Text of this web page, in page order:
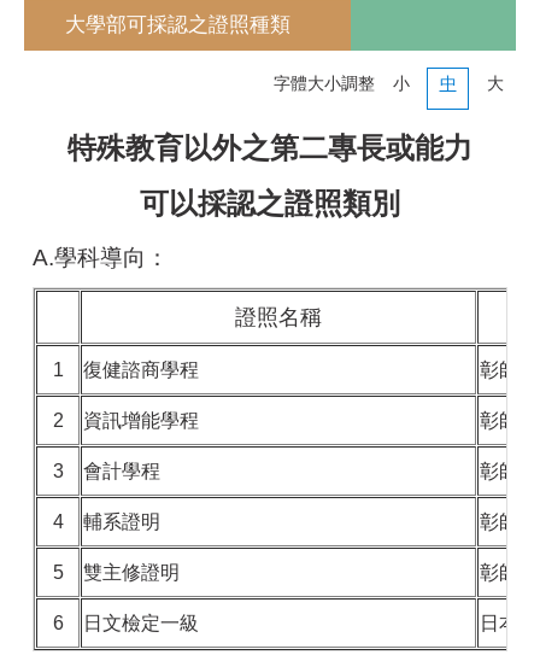
大學部可採認之證照種類
字體大小調整 小 中 大
特殊教育以外之第二專長或能力
可以採認之證照類別
A.學科導向：
證照名稱
1 復健諮商學程 彰師
2 資訊增能學程 彰師大
3 會計學程 彰師大
4 輔系證明 彰師大
5 雙主修證明 彰師大
6 日文檢定一級 日本